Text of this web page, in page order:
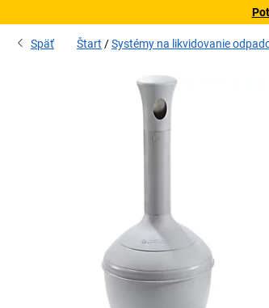
Späť Štart Systémy na likvidovanie